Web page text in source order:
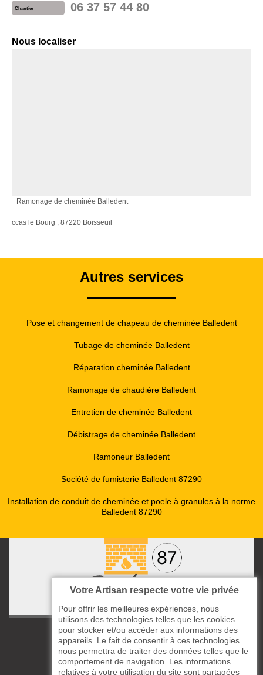
Chantier 06 37 57 44 80
Nous localiser
Ramonage de cheminée Balledent
ccas le Bourg , 87220 Boisseuil
Autres services
Pose et changement de chapeau de cheminée Balledent
Tubage de cheminée Balledent
Réparation cheminée Balledent
Ramonage de chaudière Balledent
Entretien de cheminée Balledent
Débistrage de cheminée Balledent
Ramoneur Balledent
Société de fumisterie Balledent 87290
Installation de conduit de cheminée et poele à granules à la norme
Balledent 87290
ccas le Bourg
87220 Boisseuil
05 33 06 14 49
Votre Artisan respecte votre vie privée
Pour offrir les meilleures expériences, nous
utilisons des technologies telles que les cookies
pour stocker et/ou accéder aux informations des
appareils. Le fait de consentir à ces technologies
nous permettra de traiter des données telles que le
comportement de navigation. Les informations
relatives à votre utilisation du site sont partagées